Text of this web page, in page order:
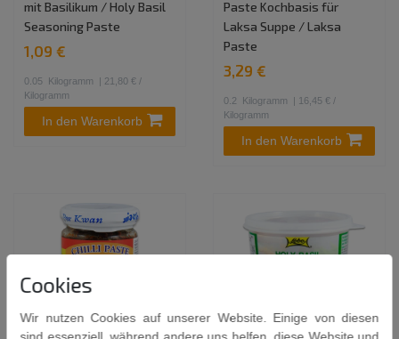
mit Basilikum / Holy Basil
Seasoning Paste
1,09 €
0.05 Kilogramm
| 21,80 € /
Kilogramm
In den Warenkorb
Paste Kochbasis für
Laksa Suppe / Laksa
Paste
3,29 €
0.2 Kilogramm
| 16,45 € /
Kilogramm
In den Warenkorb
Cookies
Wir nutzen Cookies auf unserer Website. Einige von diesen
sind essenziell, während andere uns helfen, diese Website und